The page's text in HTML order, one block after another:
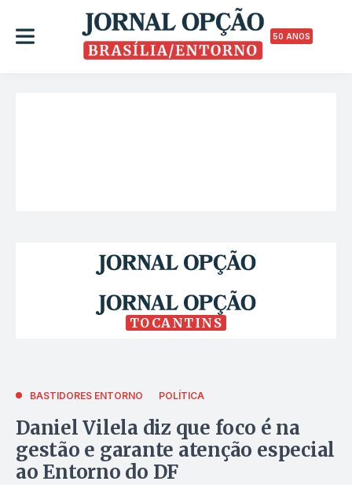
50 ANOS
TOCANTINS
BASTIDORES ENTORNO POLÍTICA
Daniel Vilela diz que foco é na
gestão e garante atenção especial
ao Entorno do DF